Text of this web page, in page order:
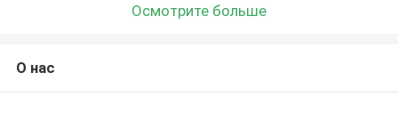
Осмотрите больше
О нас